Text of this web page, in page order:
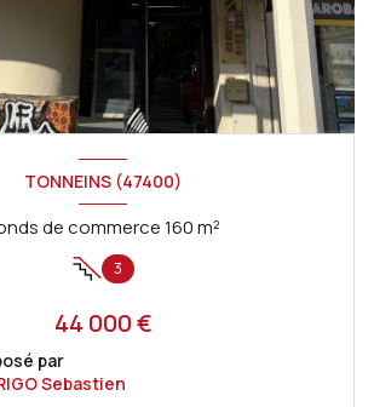
TONNEINS (47400)
Fonds de commerce 160 m²
3
44 000 €
par
Sebastien